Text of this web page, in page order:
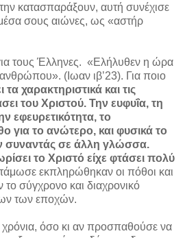
κατασπαράξουν, αυτή συνέχισε
μέσα σους αιώνες, ως «αστήρ
τους Έλληνες. «Ελήλυθεν η ώρα
(Ιωαν ιβ’23). Για ποιο
χαρακτηριστικά και τις
του Χριστού. Την ευφυΐα, τη
εφευρετικότητα, το
για το ανώτερο, και φυσικά το
συναντάς σε άλλη γλώσσα.
το Χριστό είχε φτάσει πολύ
εκπληρώθηκαν οι πόθοι και
σύγχρονο και διαχρονικό
των εποχών.
όσο κι αν προσπαθούσε να